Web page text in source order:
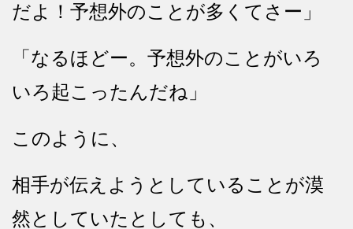
だよ！予想外のことが多くてさー」
「なるほどー。予想外のことがいろ
いろ起こったんだね」
このように、
相手が伝えようとしていることが漠
然としていたとしても、